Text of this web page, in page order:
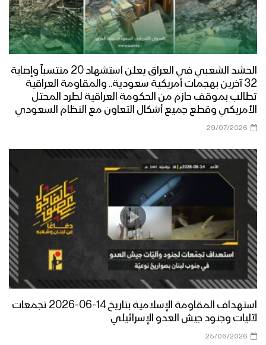
الحشد الشعبي في العراق يعلن استشهاد 20 منتسباً وإصابة
32 آخرين بهجمات أمريكية سعودية.. والمقاومة العراقية
تطالب بموقف حازم من الحكومة العراقية لطرد المحتل
الأمريكي وقطع جميع أشكال التعاون مع النظام السعودي
29/07/2026
استهداف المقاومة الإسلامية بتاريخ 14-06-2026 تجمعات
لآليات وجنود جيش العدو الإسرائيلي
25/06/2026